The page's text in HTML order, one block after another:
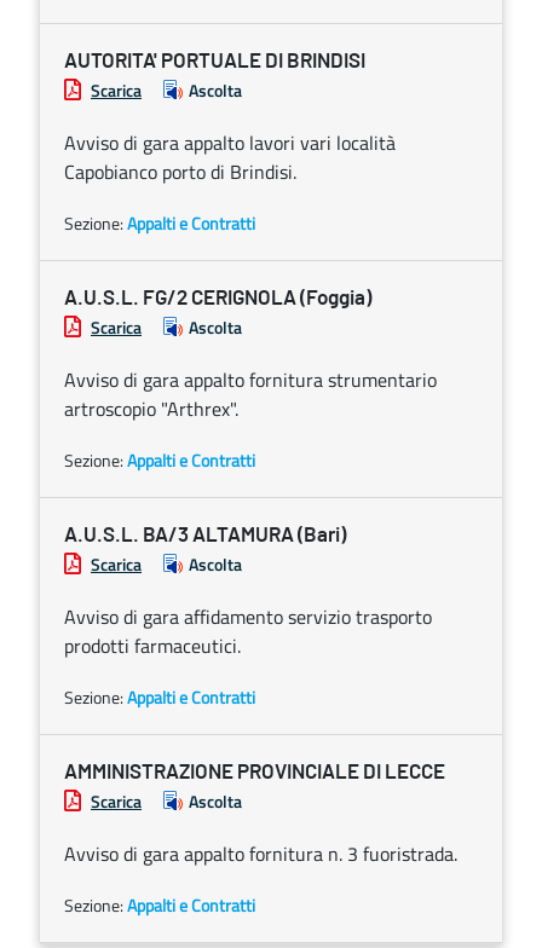
AUTORITA' PORTUALE DI BRINDISI
Scarica Ascolta
Avviso di gara appalto lavori vari località
Capobianco porto di Brindisi.
Sezione:Appalti e Contratti
A.U.S.L. FG/2 CERIGNOLA (Foggia)
Scarica Ascolta
Avviso di gara appalto fornitura strumentario
artroscopio "Arthrex".
Sezione:Appalti e Contratti
A.U.S.L. BA/3 ALTAMURA (Bari)
Scarica Ascolta
Avviso di gara affidamento servizio trasporto
prodotti farmaceutici.
Sezione:Appalti e Contratti
AMMINISTRAZIONE PROVINCIALE DI LECCE
Scarica Ascolta
Avviso di gara appalto fornitura n. 3 fuoristrada.
Sezione:Appalti e Contratti